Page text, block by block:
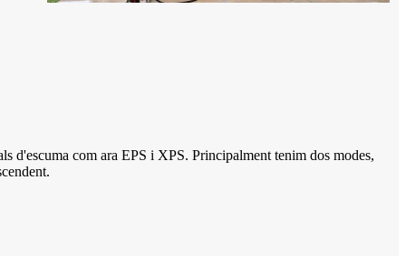
d'escuma com ara EPS i XPS. Principalment tenim dos modes,